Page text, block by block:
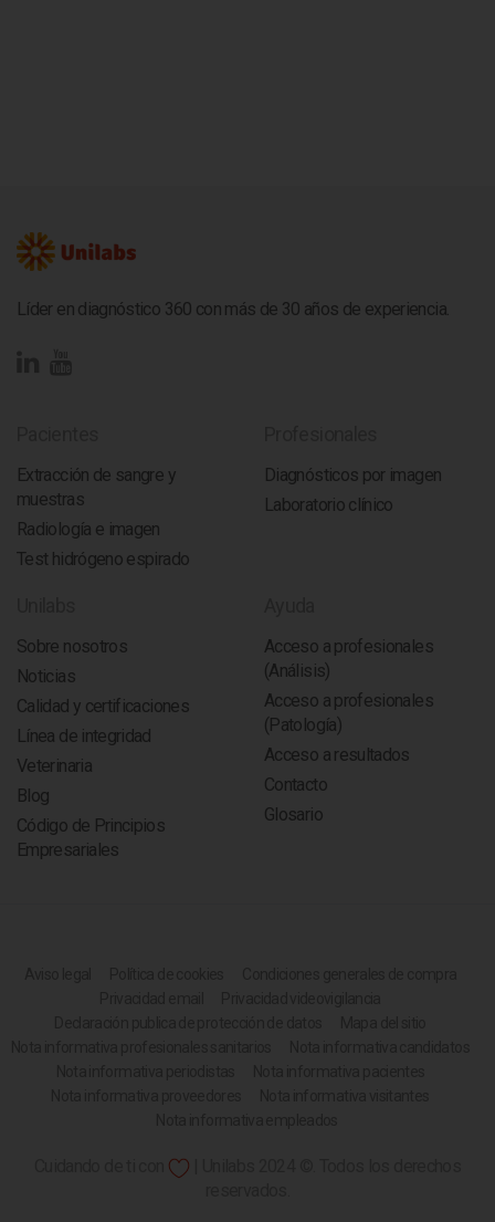
Líder en diagnóstico 360 con más de 30 años de experiencia.
Extracción de sangre y
muestras
Radiología e imagen
Test hidrógeno espirado
Diagnósticos por imagen
Laboratorio clínico
Sobre nosotros
Noticias
Calidad y certificaciones
Línea de integridad
Veterinaria
Blog
Código de Principios
Empresariales
Acceso a profesionales
(Análisis)
Acceso a profesionales
(Patología)
Acceso a resultados
Contacto
Glosario